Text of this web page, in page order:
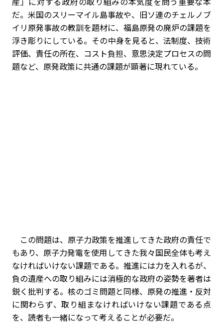
だ。米国のスリーマイル島事故や、旧ソ連のチェルノブ
イリ原発事故の教訓を題材に、福島原発の廃炉の課題を
浮き彫りにしている。その中身を見ると、法制度、技術
評価、責任の所在、コスト負担、意思決定プロセスの問
題など、原発政策に共通の課題が顕著に現れている。
この問題は、原子力政策を推進してきた政府の責任で
もあり、原子力発電を使用してきた我々国民全体も考え
なければいけない課題である。推進には力を入れるが、
負の遺産への取り組みには消極的な政府の姿勢を著者は
鋭く批判する。核のゴミ問題と同様、原発の推進・反対
に関わらず、取り組まなければいけない課題である点
を、読者も一緒になって考えることが必要だ。